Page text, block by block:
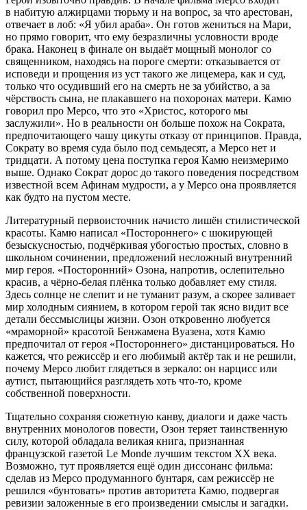
в набитую алжирцами тюрьму и на вопрос, за что арестован,
отвечает в лоб: «Я убил араба». Он готов жениться на Мари,
но прямо говорит, что ему безразличны условности вроде
брака. Наконец в финале он выдаёт мощный монолог со
священником, находясь на пороге смерти: отказывается от
исповеди и прощения из уст такого же лицемера, как и суд,
только что осудивший его на смерть не за убийство, а за
чёрствость сына, не плакавшего на похоронах матери. Камю
говорил про Мерсо, что это «Христос, которого мы
заслужили». Но в реальности он больше похож на Сократа,
предпочитающего чашу цикуты отказу от принципов. Правда,
Сократу во время суда было под семьдесят, а Мерсо нет и
тридцати. А потому цена поступка героя Камю неизмеримо
выше. Однако Сократ дорос до такого поведения посредством
известной всем Афинам мудрости, а у Мерсо она проявляется
как будто на пустом месте.
Литературный первоисточник начисто лишён стилистической
красоты. Камю написал «Постороннего» с шокирующей
безыскусностью, подчёркивая убогостью простых, словно в
школьном сочинении, предложений несложный внутренний
мир героя. «Посторонний» Озона, напротив, ослепительно
красив, а чёрно-белая плёнка только добавляет ему стиля.
Здесь солнце не слепит и не туманит разум, а скорее заливает
мир холодным сиянием, в котором герой так ясно видит все
детали бессмыслицы жизни. Озон откровенно любуется
«мраморной» красотой Бенжамена Вуазена, хотя Камю
предпочитал от героя «Постороннего» дистанцироваться. Но
кажется, что режиссёр и его любимый актёр так и не решили,
почему Мерсо любит глядеться в зеркало: он нарцисс или
аутист, пытающийся разглядеть хоть что-то, кроме
собственной поверхности.
Тщательно сохраняя сюжетную канву, диалоги и даже часть
внутренних монологов повести, Озон теряет таинственную
силу, которой обладала великая книга, признанная
французской газетой Le Monde лучшим текстом ХХ века.
Возможно, тут проявляется ещё один диссонанс фильма:
сделав из Мерсо продуманного бунтаря, сам режиссёр не
решился «бунтовать» против авторитета Камю, подвергая
ревизии заложенные в его произведении смыслы и загадки.